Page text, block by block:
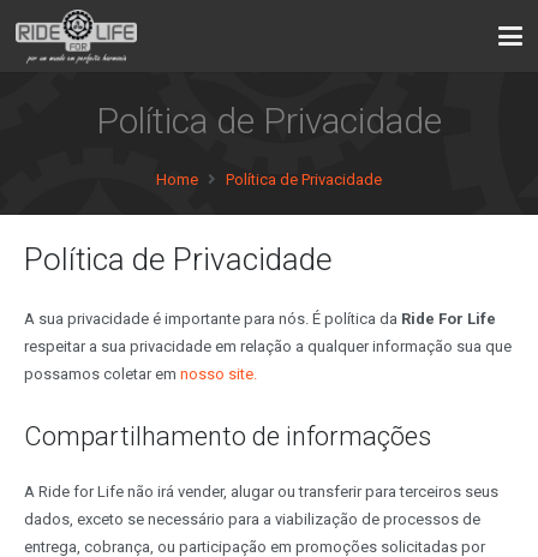
Política de Privacidade
Home Política de Privacidade
Política de Privacidade
A sua privacidade é importante para nós. É política da Ride For Life
respeitar a sua privacidade em relação a qualquer informação sua que
possamos coletar em nosso site.
Compartilhamento de informações
A Ride for Life não irá vender, alugar ou transferir para terceiros seus
dados, exceto se necessário para a viabilização de processos de
entrega, cobrança, ou participação em promoções solicitadas por